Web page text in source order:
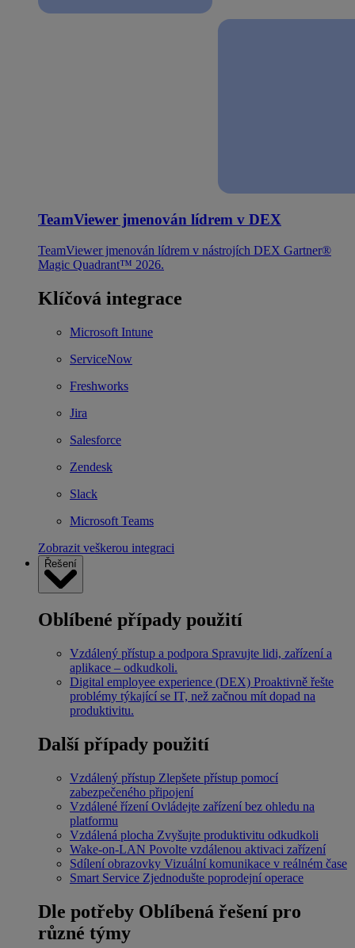
TeamViewer jmenován lídrem v DEX
TeamViewer jmenován lídrem v nástrojích DEX Gartner®
Magic Quadrant™ 2026.
Klíčová integrace
Microsoft Intune
ServiceNow
Freshworks
Jira
Salesforce
Zendesk
Slack
Microsoft Teams
Zobrazit veškerou integraci
Řešení
Oblíbené případy použití
Vzdálený přístup a podpora Spravujte lidi, zařízení a
aplikace – odkudkoli.
Digital employee experience (DEX) Proaktivně řešte
problémy týkající se IT, než začnou mít dopad na
produktivitu.
Další případy použití
Vzdálený přístup Zlepšete přístup pomocí
zabezpečeného připojení
Vzdálené řízení Ovládejte zařízení bez ohledu na
platformu
Vzdálená plocha Zvyšujte produktivitu odkudkoli
Wake-on-LAN Povolte vzdálenou aktivaci zařízení
Sdílení obrazovky Vizuální komunikace v reálném čase
Smart Service Zjednodušte poprodejní operace
Dle potřeby Oblíbená řešení pro
různé týmy